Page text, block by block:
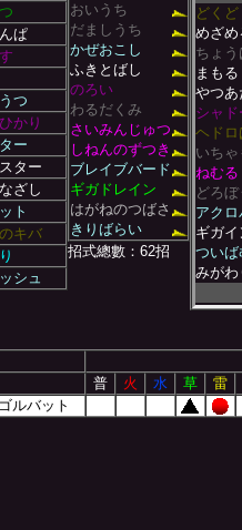
ぱ
つ
かり
ー
ター
ざし
ト
キバ
シュ
おいうち
だましうち
かぜおこし
ふきとばし
のろい
わるだくみ
さいみんじゅつ
しねんのずつき
ブレイブバード
ギガドレイン
はがねのつばさ
きりばらい
招式總數：62招
どくど
めざめ
ちょ
まもる
やつあ
シャ
ヘドロ
いち
ねむる
どろぼ
アク
ギガ
ついば
みがわ
ねっぷ
いかり
さわぐ
おいか
普 火 水 草
雷
ゴルバット